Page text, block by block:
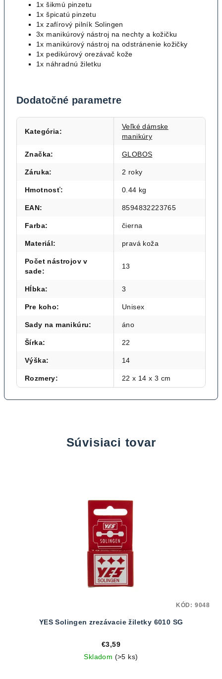
1x šikmú pinzetu
1x špicatú pinzetu
1x zafírový pilník Solingen
3x manikúrový nástroj na nechty a kožičku
1x manikúrový nástroj na odstránenie kožičky
1x pedikúrový orezávač kože
1x náhradnú žiletku
Dodatočné parametre
Kategória:
Veľké dámske
manikúry
Značka: GLOBOS
Záruka: 2 roky
Hmotnosť: 0.44 kg
EAN: 8594832223765
Farba: čierna
Materiál: pravá koža
Počet nástrojov v
sade:
13
Hĺbka: 3
Pre koho: Unisex
Sady na manikúru: áno
Šírka: 22
Výška: 14
Rozmery: 22 x 14 x 3 cm
Súvisiaci tovar
YES Solingen zrezávacie žiletky 6010 SG
€3,59
Skladom (>5 ks)
KÓD: 9048